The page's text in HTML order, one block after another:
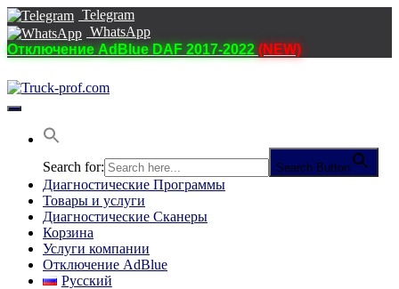
Telegram
WhatsApp
Отключение AdBlue DAF 2017-2022 (NEW)
Переключить
навигацию
Search for: Search Button
Диагностические Программы
Товары и услуги
Диагностические Сканеры
Корзина
Услуги компании
Отключение AdBlue
Русский